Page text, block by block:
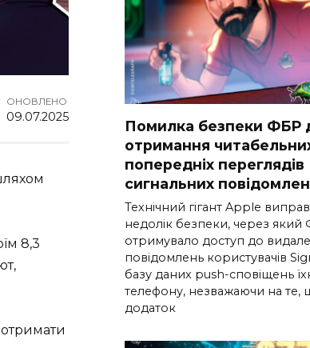
ОНОВЛЕНО
09.07.2025
8,3
Помилка безпеки ФБР
отримання
попередніх переглядів
сигнальних
Технічний гігант Apple
недолік безпеки, через який
отримувало доступ до
повідомлень користувачів
базу даних push-сповіщень
телефону, незважаючи на те,
додаток